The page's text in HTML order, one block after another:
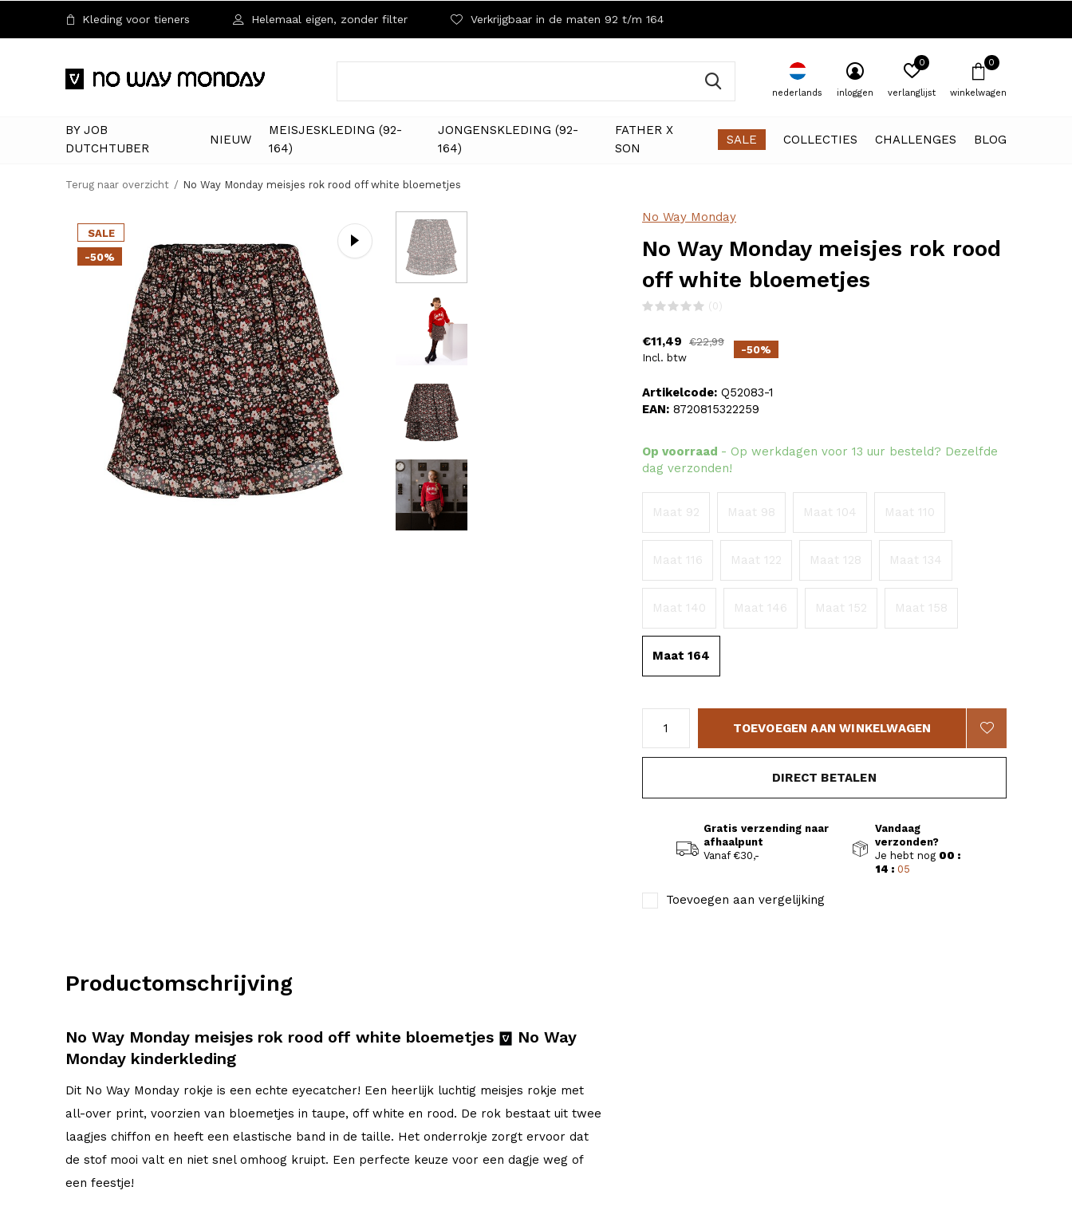
BY JOB
DUTCHTUBER
NIEUW
MEISJESKLEDING (92-
164)
JONGENSKLEDING (92-
164)
FATHER X
SON
SALE COLLECTIES CHALLENGES BLOG
nederlands inloggen verlanglijst
0
winkelwagen
0
Kleding voor tieners Helemaal eigen, zonder filter Verkrijgbaar in de maten 92 t/m 164
Terug naar overzicht No Way Monday meisjes rok rood off white bloemetjes
SALE
-50%
No Way Monday
No Way Monday meisjes rok rood
off white bloemetjes
(0)
€11,49
€22,99
Incl. btw
-50%
Artikelcode: Q52083-1
EAN: 8720815322259
Op voorraad - Op werkdagen voor 13 uur besteld? Dezelfde
dag verzonden!
Maat 92 Maat 98 Maat 104 Maat 110
Maat 116 Maat 122 Maat 128 Maat 134
Maat 140 Maat 146 Maat 152 Maat 158
Maat 164
TOEVOEGEN AAN WINKELWAGEN
DIRECT BETALEN
Gratis verzending naar
afhaalpunt
Vanaf €30,-
Vandaag
verzonden?
Je hebt nog 00 :
14 : 04
Toevoegen aan vergelijking
Productomschrijving
No Way Monday meisjes rok rood off white bloemetjes
No Way
Monday kinderkleding
Dit No Way Monday rokje is een echte eyecatcher! Een heerlijk luchtig meisjes rokje met
all-over print, voorzien van bloemetjes in taupe, off white en rood. De rok bestaat uit twee
laagjes chiffon en heeft een elastische band in de taille. Het onderrokje zorgt ervoor dat
de stof mooi valt en niet snel omhoog kruipt. Een perfecte keuze voor een dagje weg of
een feestje!